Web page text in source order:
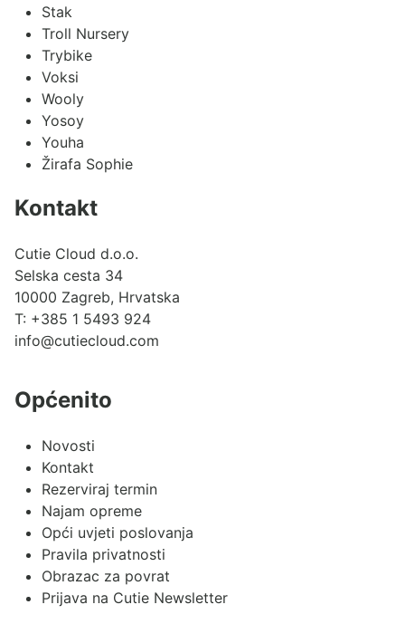
Stak
Troll Nursery
Trybike
Voksi
Wooly
Yosoy
Youha
Žirafa Sophie
Kontakt
Cutie Cloud d.o.o.
Selska cesta 34
10000 Zagreb, Hrvatska
T: +385 1 5493 924
info@cutiecloud.com
Općenito
Novosti
Kontakt
Rezerviraj termin
Najam opreme
Opći uvjeti poslovanja
Pravila privatnosti
Obrazac za povrat
Prijava na Cutie Newsletter